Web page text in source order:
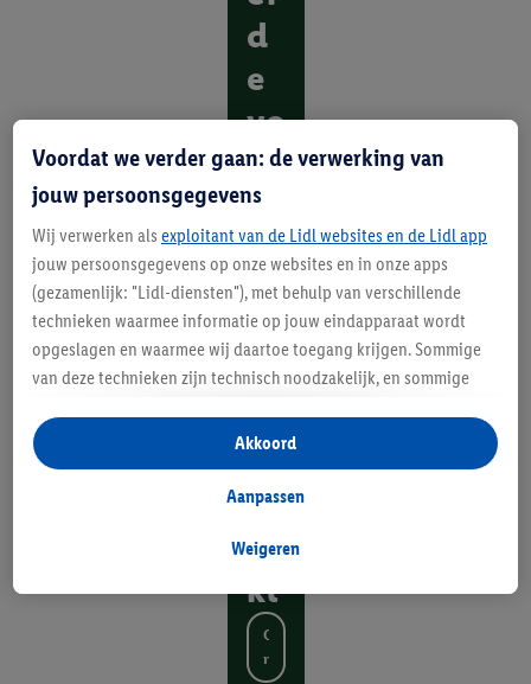
d
e
vo
or
je
tu
in,
ze
lf
g
e
m
aa
kt
O
n
Voordat we verder gaan: de verwerking van
jouw persoonsgegevens
Wij verwerken als exploitant van de Lidl websites en de Lidl app
jouw persoonsgegevens op onze websites en in onze apps
(gezamenlijk: "Lidl-diensten"), met behulp van verschillende
technieken waarmee informatie op jouw eindapparaat wordt
opgeslagen en waarmee wij daartoe toegang krijgen. Sommige
van deze technieken zijn technisch noodzakelijk, en sommige
opslaan van voorkeursinstellingen, het verzamelen en
analyseren van statistieken of voor het tonen van
gepersonaliseerde reclame binnen en buiten de Lidl-diensten.
gegevens over jouw aankoopgedrag in de winkel ook voor de
Als je hier toestemming geeft aan ons voor het personaliseren
van reclame en als je vervolgens een Lidl Plus-account
aanmaakt of inlogt op jouw bestaande Lidl Plus-account, dan
Weigeren
Aanpassen
Akkoord